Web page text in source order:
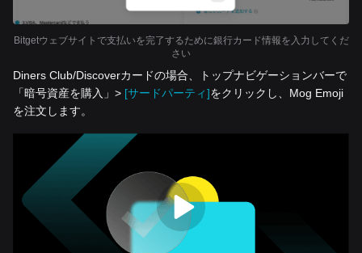
Bitgetウェブサイトで支払いを完了するために銀行カード情報を入力してくだ
さい
Diners Club/Discoverカードの場合、トップナビゲーションバーで
「暗号資産を‌購入」> [サードパーティ]をクリックし、Mog Emoji
を注文します。